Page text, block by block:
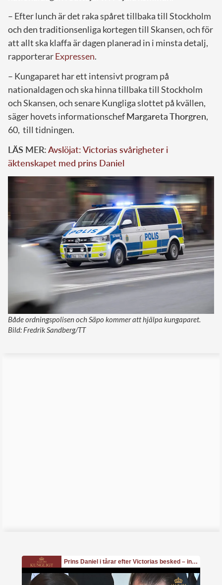
– Efter lunch är det raka spåret tillbaka till Stockholm
och den traditionsenliga kortegen till Skansen, och för
att allt ska klaffa är dagen planerad in i minsta detalj,
rapporterarExpressen.
– Kungaparet har ett intensivt program på
nationaldagen och ska hinna tillbaka till Stockholm
och Skansen, och senare Kungliga slottet på kvällen,
säger hovets informationschefMargareta Thorgren,
60, till tidningen.
LÄS MER:Avslöjat: Victorias svårigheter i
äktenskapet med prins Daniel
Både ordningspolisen och Säpo kommer att hjälpa kungaparet.
Bild: Fredrik Sandberg/TT